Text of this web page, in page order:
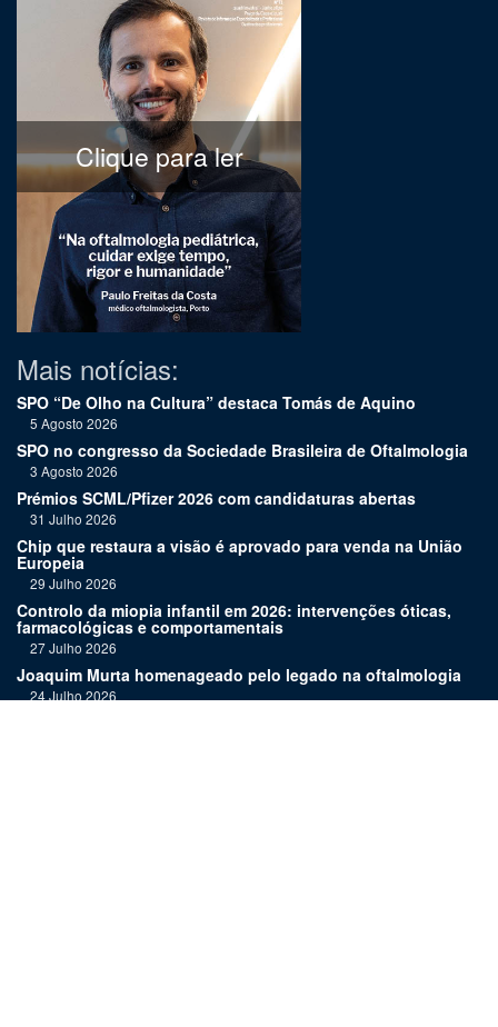
Clique para ler
Mais notícias:
SPO “De Olho na Cultura” destaca Tomás de Aquino
5 Agosto 2026
SPO no congresso da Sociedade Brasileira de Oftalmologia
3 Agosto 2026
Prémios SCML/Pfizer 2026 com candidaturas abertas
31 Julho 2026
Chip que restaura a visão é aprovado para venda na União
Europeia
29 Julho 2026
Controlo da miopia infantil em 2026: intervenções óticas,
farmacológicas e comportamentais
27 Julho 2026
Joaquim Murta homenageado pelo legado na oftalmologia
24 Julho 2026